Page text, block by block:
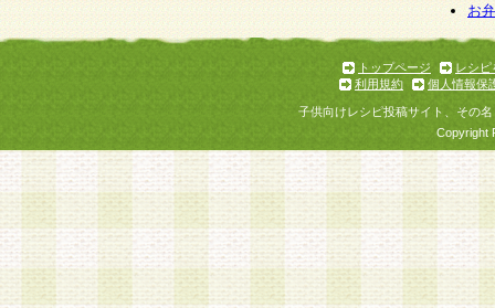
お
トップページ
レシピ
利用規約
個人情報保
子供向けレシピ投稿サイト、その
Copyright